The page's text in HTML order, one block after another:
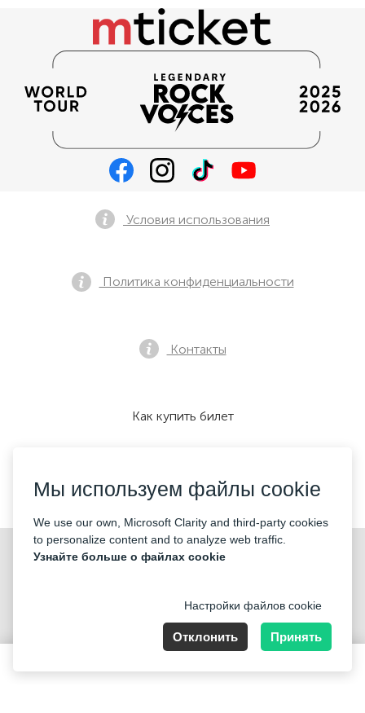
©2026 «Mticket Sp. z o.o.» Все права защищены
Условия использования
Политика конфиденциальности
Контакты
Как купить билет
Мы принимаем:
Мы используем файлы cookie
We use our own, Microsoft Clarity and third-party cookies
to personalize content and to analyze web traffic.
Узнайте больше о файлах cookie
Настройки файлов cookie
Отклонить Принять